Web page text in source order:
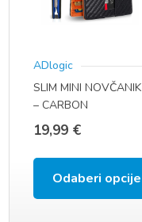
ADlogic
SLIM MINI NOVČANIK
– CARBON
MIKROVLAKNO (RFID)
19,99 €
Odaberi opcije